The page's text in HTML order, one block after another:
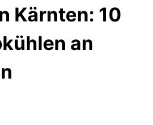
Kärnten: 10
an